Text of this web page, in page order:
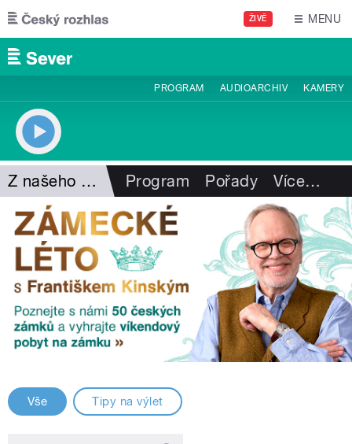
Přejít k hlavnímu obsahu
ŽIVĚ MENU
PROGRAM AUDIOARCHIV KAMERY
Z našeho vysílání Program Pořady Více…
Vše Tipy na výlet